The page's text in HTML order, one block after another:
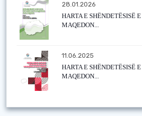
28.01.2026
HARTA E SHËNDETËSISË
MAQEDON...
11.06.2025
HARTA E SHËNDETËSISË
MAQEDON...